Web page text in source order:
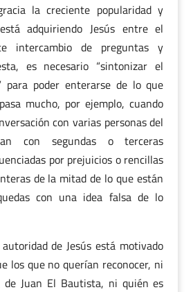
la creciente popularidad y
adquiriendo Jesús entre el
intercambio de preguntas y
es necesario “sintonizar el
para poder enterarse de lo que
mucho, por ejemplo, cuando
con varias personas del
con segundas o terceras
por prejuicios o rencillas
de la mitad de lo que están
con una idea falsa de lo
de Jesús está motivado
los que no querían reconocer, ni
Juan El Bautista, ni quién es